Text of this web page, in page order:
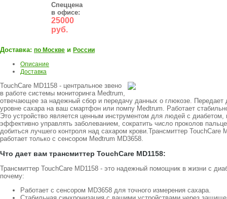
Спеццена
в офисе:
25000
руб.
Доставка: по Москве и России
Описание
Доставка
TouchCare MD1158 - центральное звено
в работе системы мониторинга Medtrum,
отвечающее за надежный сбор и передачу данных о глюкозе. Передает
уровне сахара на ваш смартфон или помпу Medtrum. Работает
Это устройство является ценным инструментом для людей с диабетом,
эффективно управлять заболеванием, сократить число проколов
добиться лучшего контроля над сахаром крови.Трансмиттер TouchCare
работает только с сенсором Medtrum MD3658.
Что дает вам трансмиттер TouchCare MD1158:
Трансмиттер TouchCare MD1158 - это надежный помощник в жизни с
почему:
Работает с сенсором MD3658 для точного измерения сахара.